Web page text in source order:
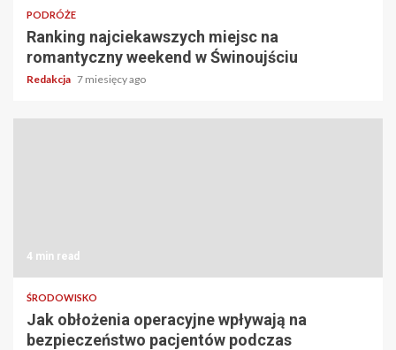
PODRÓŻE
Ranking najciekawszych miejsc na
romantyczny weekend w Świnoujściu
Redakcja 7 miesięcy ago
4 min read
ŚRODOWISKO
Jak obłożenia operacyjne wpływają na
bezpieczeństwo pacjentów podczas